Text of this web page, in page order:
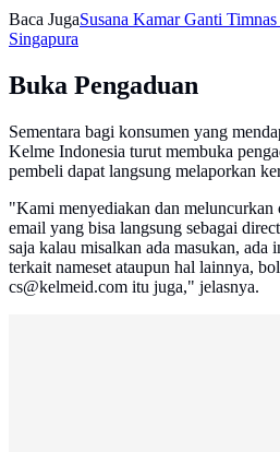
Baca JugaSusana Kamar Ganti
Singapura
Buka Pengaduan
Sementara bagi konsumen yang
Kelme Indonesia turut membuka
pembeli dapat langsung melaporkan
"Kami menyediakan dan
email yang bisa langsung sebagai
saja kalau misalkan ada masukan, ada
terkait nameset ataupun hal lainnya,
cs@kelmeid.com itu juga," jelasnya.